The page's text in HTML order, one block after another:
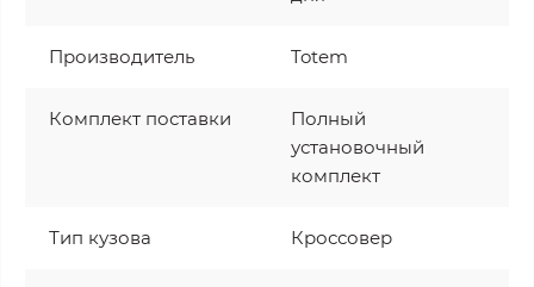
Производитель Totem
Комплект поставки
Полный
установочный
комплект
Тип кузова Кроссовер